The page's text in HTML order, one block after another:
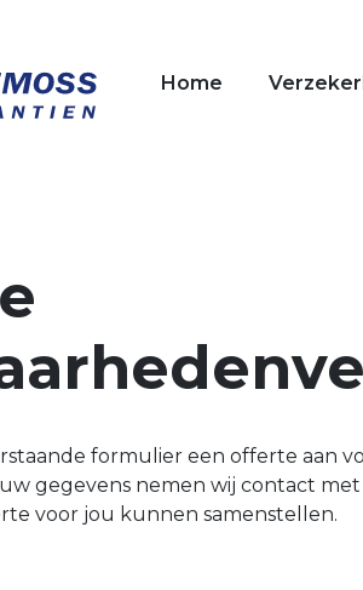
Home
formulier een offerte aan
gegevens nemen wij contact
voor jou kunnen samenstellen.